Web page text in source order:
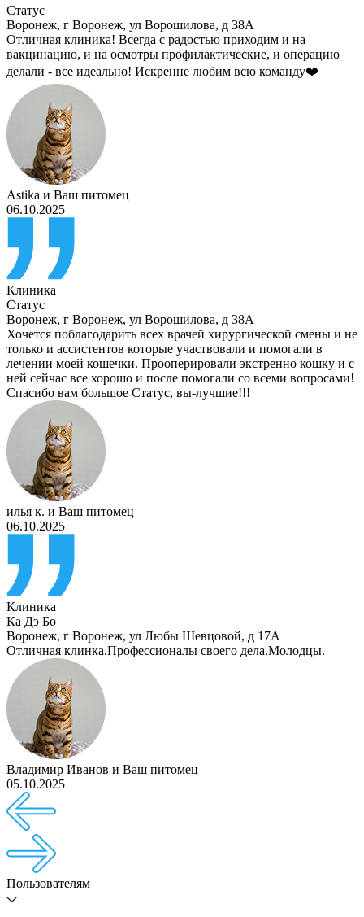
Статус
Воронеж, г Воронеж, ул Ворошилова, д 38А
Отличная клиника! Всегда с радостью приходим и на
вакцинацию, и на осмотры профилактические, и операцию
делали - все идеально! Искренне любим всю команду❤️
Astika и Ваш питомец
06.10.2025
Клиника
Статус
Воронеж, г Воронеж, ул Ворошилова, д 38А
Хочется поблагодарить всех врачей хирургической смены и не
только и ассистентов которые участвовали и помогали в
лечении моей кошечки. Прооперировали экстренно кошку и с
ней сейчас все хорошо и после помогали со всеми вопросами!
Спасибо вам большое Статус, вы-лучшие!!!
илья к. и Ваш питомец
06.10.2025
Клиника
Ка Дэ Бо
Воронеж, г Воронеж, ул Любы Шевцовой, д 17А
Отличная клинка.Профессионалы своего дела.Молодцы.
Владимир Иванов и Ваш питомец
05.10.2025
Пользователям